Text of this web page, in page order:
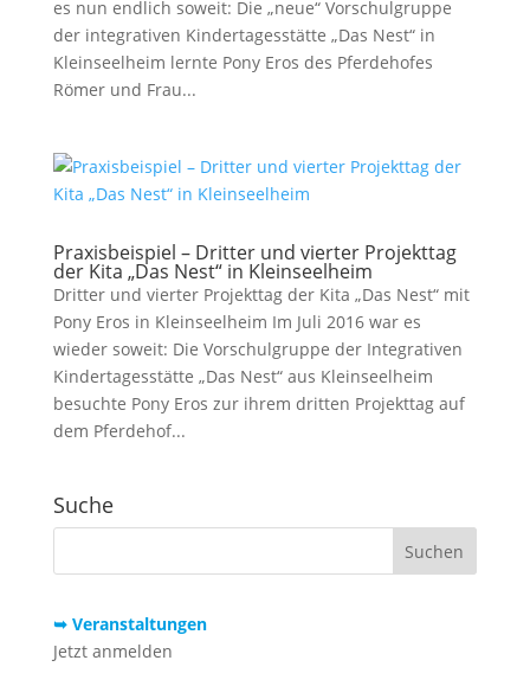
es nun endlich soweit: Die „neue“ Vorschulgruppe
der integrativen Kindertagesstätte „Das Nest“ in
Kleinseelheim lernte Pony Eros des Pferdehofes
Römer und Frau...
Praxisbeispiel – Dritter und vierter Projekttag
der Kita „Das Nest“ in Kleinseelheim
Dritter und vierter Projekttag der Kita „Das Nest“ mit
Pony Eros in Kleinseelheim Im Juli 2016 war es
wieder soweit: Die Vorschulgruppe der Integrativen
Kindertagesstätte „Das Nest“ aus Kleinseelheim
besuchte Pony Eros zur ihrem dritten Projekttag auf
dem Pferdehof...
Suche
➥ Veranstaltungen
Jetzt anmelden